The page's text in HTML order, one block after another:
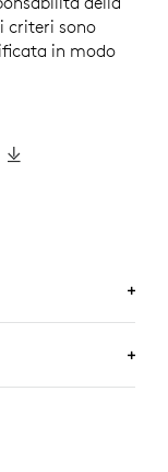
criteri sono
in modo